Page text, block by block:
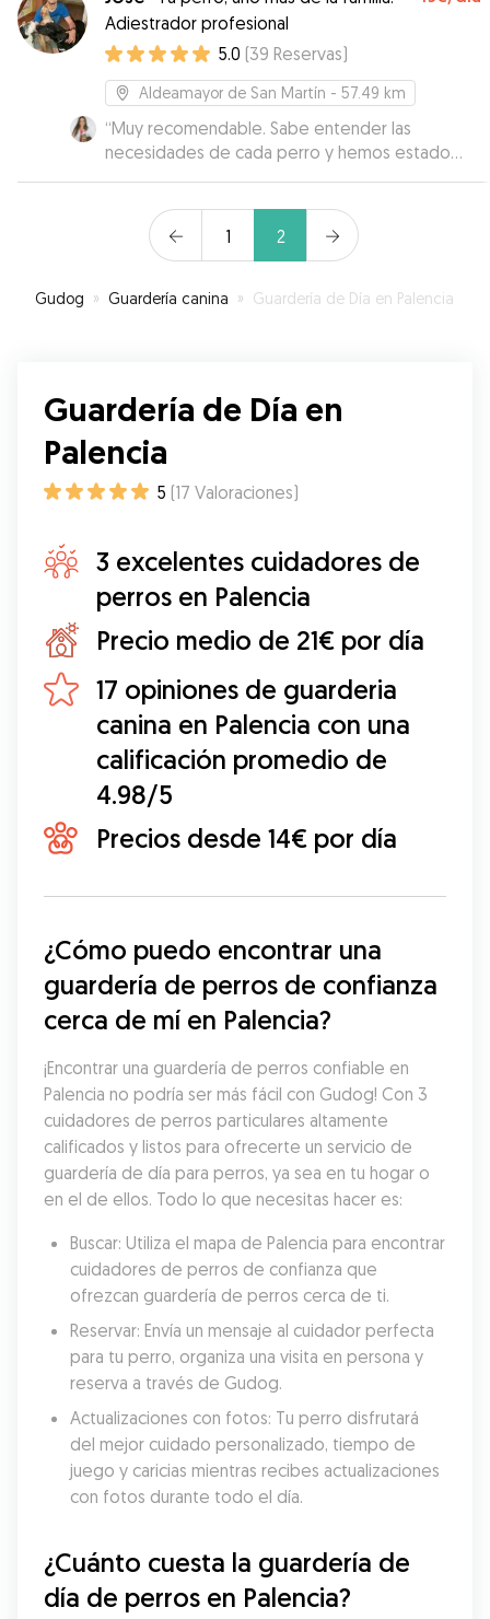
Adiestrador profesional
5.0 (39 Reservas)
Aldeamayor de San Martín - 57.49 km
“Muy recomendable. Sabe entender las
necesidades de cada perro y hemos estado
muy tranquilas el tiempo que nuestros perros
informada. Los perros han vuelto agotados de
tanto jugar.
1 2
Gudog » Guardería canina » Guardería de Día en Palencia
Guardería de Día en
Palencia
5 (17 Valoraciones)
3 excelentes cuidadores de
perros en Palencia
Precio medio de 21€ por día
17 opiniones de guarderia
canina en Palencia con una
calificación promedio de
4.98/5
Precios desde 14€ por día
¿Cómo puedo encontrar una
guardería de perros de confianza
cerca de mí en Palencia?
¡Encontrar una guardería de perros confiable en
Palencia no podría ser más fácil con Gudog! Con 3
cuidadores de perros particulares altamente
calificados y listos para ofrecerte un servicio de
guardería de día para perros, ya sea en tu hogar o
en el de ellos. Todo lo que necesitas hacer es:
Buscar: Utiliza el mapa de Palencia para encontrar
cuidadores de perros de confianza que
ofrezcan guardería de perros cerca de ti.
Reservar: Envía un mensaje al cuidador perfecta
para tu perro, organiza una visita en persona y
reserva a través de Gudog.
Actualizaciones con fotos: Tu perro disfrutará
del mejor cuidado personalizado, tiempo de
juego y caricias mientras recibes actualizaciones
con fotos durante todo el día.
¿Cuánto cuesta la guardería de
día de perros en Palencia?